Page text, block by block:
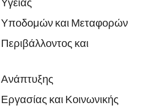
Υποδομών και Μεταφορών
και
και Κοινωνικής